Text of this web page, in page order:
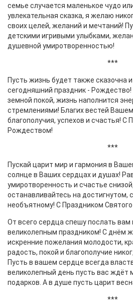
семье случается маленькое чудо
увлекательная сказка, я желаю
своих целей, желаний и мечтаний!
детскими игривыми улыбками,
душевной умиротворенностью!
***
Пусть жизнь будет также сказочна
сегодняшний праздник -
земной покой, жизнь наполнится
стремлениями! Благих вестей
благополучия, успехов и счастья!
Рождеством!
***
Пускай царит мир и гармония в
солнце в Ваших сердцах и душах!
умиротворенность и счастье
останавливайтесь на достигнутом,
необъятному! С Праздником
От всего сердца спешу послать вам
великолепным праздником! С днём
искренние пожелания молодости,
радость, покой и благополучие
Пусть в вашем сердце всегда
великолепный день пусть вас ждёт
подарков. А в душе пусть царит